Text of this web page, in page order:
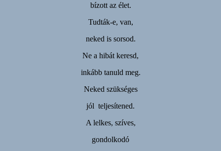
bízott az élet.
Tudták-e, van,
neked is sorsod.
Ne a hibát keresd,
inkább tanuld meg.
Neked szükséges
jól teljesítened.
A lelkes, szíves,
gondolkodó